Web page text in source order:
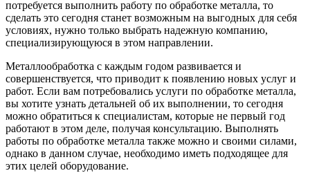
потребуется выполнить работу по обработке металла, то
сделать это сегодня станет возможным на выгодных для себя
условиях, нужно только выбрать надежную компанию,
специализирующуюся в этом направлении.
Металлообработка с каждым годом развивается и
совершенствуется, что приводит к появлению новых услуг и
работ. Если вам потребовались услуги по обработке металла,
вы хотите узнать детальней об их выполнении, то сегодня
можно обратиться к специалистам, которые не первый год
работают в этом деле, получая консультацию. Выполнять
работы по обработке металла также можно и своими силами,
однако в данном случае, необходимо иметь подходящее для
этих целей оборудование.